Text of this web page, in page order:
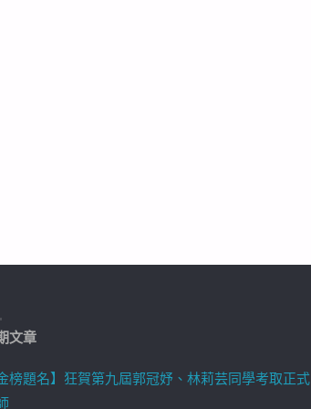
文章
金榜題名】狂賀第九屆郭冠妤、林莉芸同學考取正式